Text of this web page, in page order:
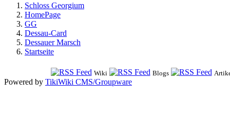
Schloss Georgium
HomePage
GG
Dessau-Card
Dessauer Marsch
Startseite
Wiki Blogs
Powered by TikiWiki CMS/Groupware